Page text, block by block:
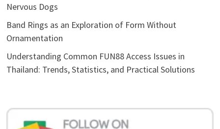
Nervous Dogs
Band Rings as an Exploration of Form Without
Ornamentation
Understanding Common FUN88 Access Issues in
Thailand: Trends, Statistics, and Practical Solutions